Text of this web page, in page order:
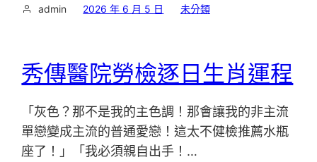
admin 2026 年 6 月 5 日 未分類
秀傳醫院勞檢逐日生肖運程
「灰色？那不是我的主色調！那會讓我的非主流
單戀變成主流的普通愛戀！這太不健檢推薦水瓶
座了！」「我必須親自出手！…